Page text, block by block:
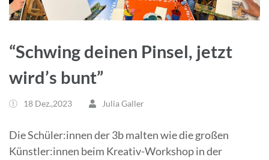
“Schwing deinen Pinsel, jetzt
wird’s bunt”
18 Dez.,2023 Julia Galler
Die Schüler:innen der 3b malten wie die großen
Künstler:innen beim Kreativ-Workshop in der